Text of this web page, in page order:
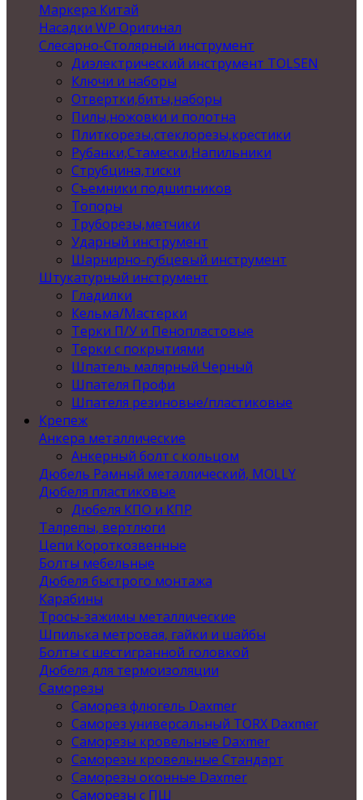
Маркера Китай
Насадки WP Оригинал
Слесарно-Столярный инструмент
Диэлектрический инструмент TOLSEN
Ключи и наборы
Отвертки,биты,наборы
Пилы,ножовки и полотна
Плиткорезы,стеклорезы,крестики
Рубанки,Стамески,Напильники
Струбцина,тиски
Съемники подшипников
Топоры
Труборезы,метчики
Ударный инструмент
Шарнирно-губцевый инструмент
Штукатурный инструмент
Гладилки
Кельма/Мастерки
Терки П/У и Пенопластовые
Терки с покрытиями
Шпатель малярный Черный
Шпателя Профи
Шпателя резиновые/пластиковые
Крепеж
Анкера металлические
Анкерный болт с кольцом
Дюбель Рамный металлический, MOLLY
Дюбеля пластиковые
Дюбеля КПО и КПР
Талрепы, вертлюги
Цепи Короткозвенные
Болты мебельные
Дюбеля быстрого монтажа
Карабины
Тросы-зажимы металлические
Шпилька метровая, гайки и шайбы
Болты с шестигранной головкой
Дюбеля для термоизоляции
Саморезы
Саморез флюгель Daxmer
Саморез универсальный TORX Daxmer
Саморезы кровельные Daxmer
Саморезы кровельные Стандарт
Саморезы оконные Daxmer
Саморезы с ПШ